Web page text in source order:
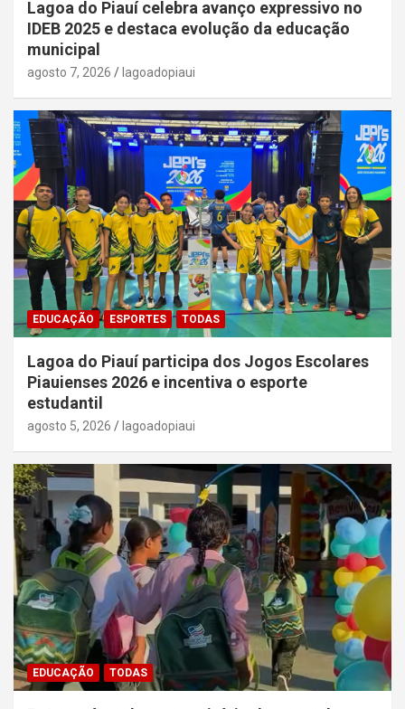
Lagoa do Piauí celebra avanço expressivo no
IDEB 2025 e destaca evolução da educação
municipal
agosto 7, 2026 lagoadopiaui
EDUCAÇÃO ESPORTES TODAS
Lagoa do Piauí participa dos Jogos Escolares
Piauienses 2026 e incentiva o esporte
estudantil
agosto 5, 2026 lagoadopiaui
EDUCAÇÃO TODAS